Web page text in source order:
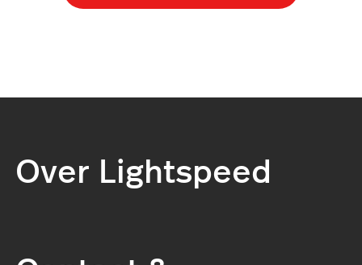
Over Lightspeed